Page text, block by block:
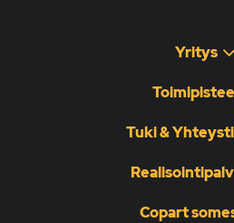
Yritys
Tuki &
Copart